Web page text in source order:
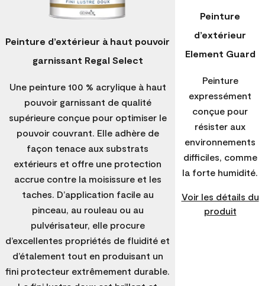
Peinture d’extérieur à haut pouvoir
garnissant Regal Select
Une peinture 100 % acrylique à haut
pouvoir garnissant de qualité
supérieure conçue pour optimiser le
pouvoir couvrant. Elle adhère de
façon tenace aux substrats
extérieurs et offre une protection
accrue contre la moisissure et les
taches. D’application facile au
pinceau, au rouleau ou au
pulvérisateur, elle procure
d’excellentes propriétés de fluidité et
d’étalement tout en produisant un
fini protecteur extrêmement durable.
Peinture
d’extérieur
Element Guard
Peinture
expressément
conçue pour
résister aux
environnements
difficiles, comme
la forte humidité.
Voir les détails du
produit